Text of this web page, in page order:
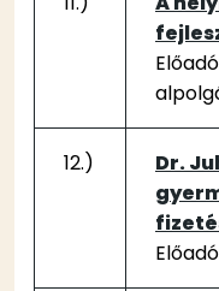
12.)
Dr.